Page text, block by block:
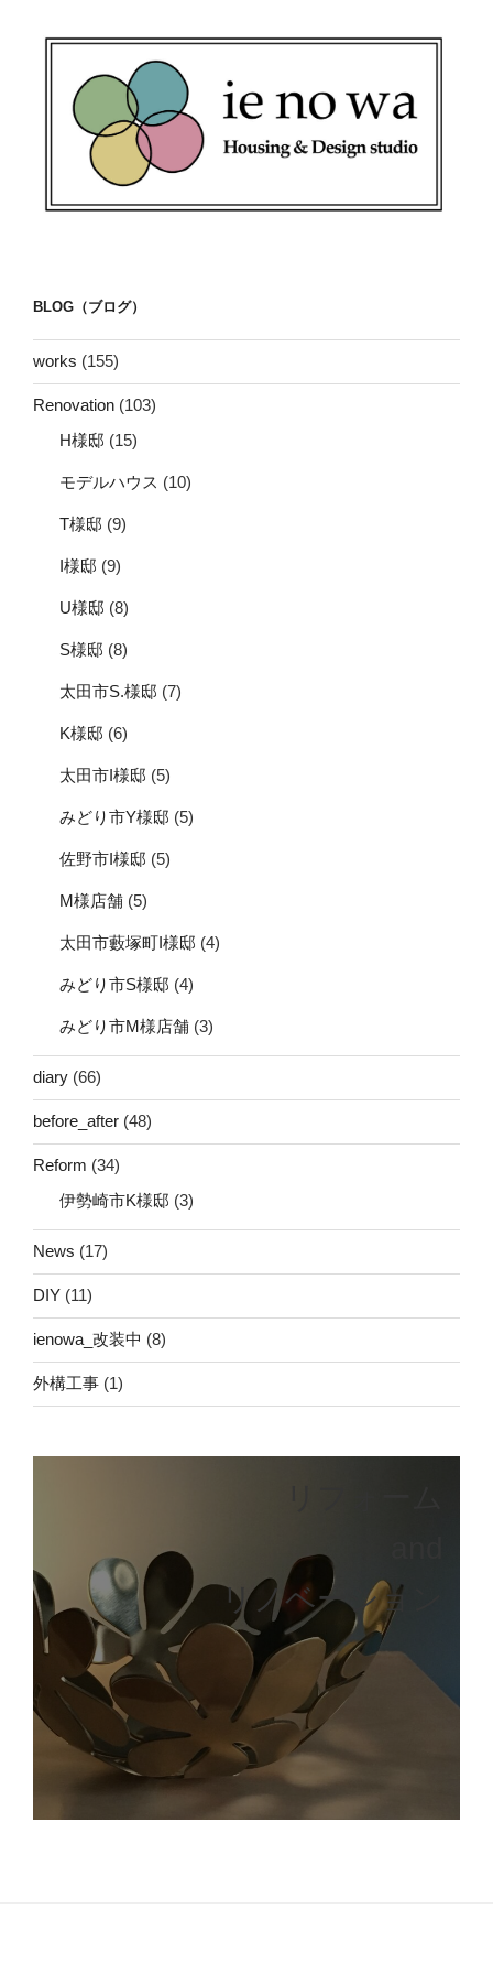
BLOG（ブログ）
works (155)
Renovation (103)
H様邸 (15)
モデルハウス (10)
T様邸 (9)
I様邸 (9)
U様邸 (8)
S様邸 (8)
太田市S.様邸 (7)
K様邸 (6)
太田市I様邸 (5)
みどり市Y様邸 (5)
佐野市I様邸 (5)
M様店舗 (5)
太田市藪塚町I様邸 (4)
みどり市S様邸 (4)
みどり市M様店舗 (3)
diary (66)
before_after (48)
Reform (34)
伊勢崎市K様邸 (3)
News (17)
DIY (11)
ienowa_改装中 (8)
外構工事 (1)
リノベーション